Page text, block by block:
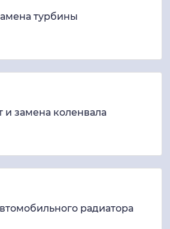
турбины
и замена коленвала
радиатора